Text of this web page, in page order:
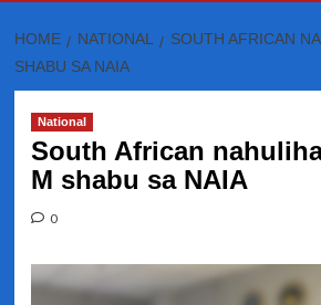
HOME NATIONAL
SOUTH AFRICAN
SHABU SA NAIA
National
South African
M shabu sa NAIA
0